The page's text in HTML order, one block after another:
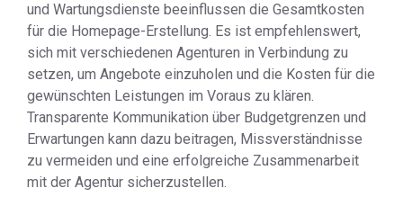
und Wartungsdienste beeinflussen die Gesamtkosten
für die Homepage-Erstellung. Es ist empfehlenswert,
sich mit verschiedenen Agenturen in Verbindung zu
setzen, um Angebote einzuholen und die Kosten für die
gewünschten Leistungen im Voraus zu klären.
Transparente Kommunikation über Budgetgrenzen und
Erwartungen kann dazu beitragen, Missverständnisse
zu vermeiden und eine erfolgreiche Zusammenarbeit
mit der Agentur sicherzustellen.